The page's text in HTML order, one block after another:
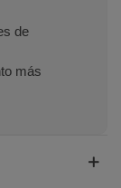
de
más